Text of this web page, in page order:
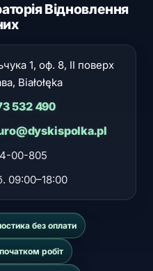
Відновлення
1, оф. 8, II поверх
, Białołęka
532 490
00-805
09:00–18:00
без оплати
робіт